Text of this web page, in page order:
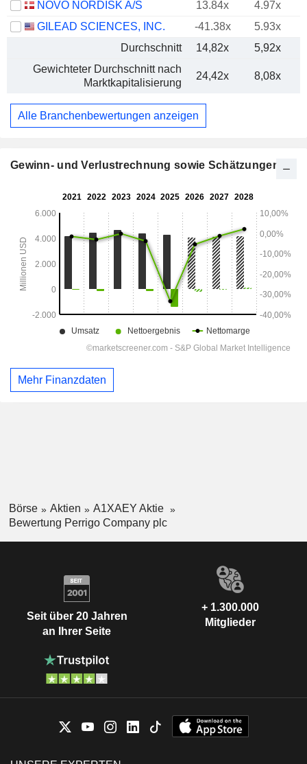
NOVO NORDISK A/S
13.84x 4.97x
GILEAD SCIENCES, INC.
-41.38x 5.93x
Durchschnitt
14,82x 5,92x
Gewichteter Durchschnitt nach
Marktkapitalisierung
24,42x 8,08x
Alle Branchenbewertungen anzeigen
Gewinn- und Verlustrechnung sowie Schätzungen
Mehr Finanzdaten
Börse Aktien
A1XAEY Aktie
Bewertung Perrigo Company plc
Seit über 20 Jahren
an Ihrer Seite
+ 1.300.000
Mitglieder